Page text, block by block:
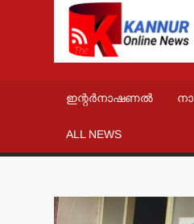
ഇന്റർനാഷണൽ
ALL NEWS